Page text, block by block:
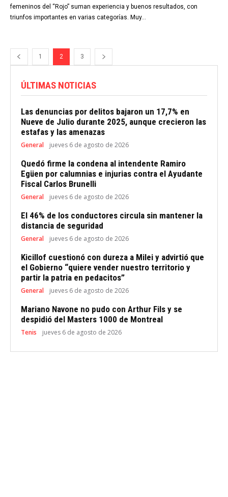
femeninos del “Rojo” suman experiencia y buenos resultados, con
triunfos importantes en varias categorías. Muy...
1 2 3
ÚLTIMAS NOTICIAS
Las denuncias por delitos bajaron un 17,7% en
Nueve de Julio durante 2025, aunque crecieron las
estafas y las amenazas
General jueves 6 de agosto de 2026
Quedó firme la condena al intendente Ramiro
Egüen por calumnias e injurias contra el Ayudante
Fiscal Carlos Brunelli
General jueves 6 de agosto de 2026
El 46% de los conductores circula sin mantener la
distancia de seguridad
General jueves 6 de agosto de 2026
Kicillof cuestionó con dureza a Milei y advirtió que
el Gobierno “quiere vender nuestro territorio y
partir la patria en pedacitos”
General jueves 6 de agosto de 2026
Mariano Navone no pudo con Arthur Fils y se
despidió del Masters 1000 de Montreal
Tenis jueves 6 de agosto de 2026